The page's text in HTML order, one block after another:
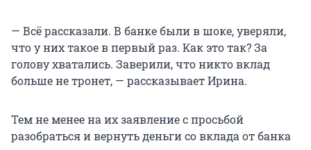
— Всё рассказали. В банке были в шоке, уверяли,
что у них такое в первый раз. Как это так? За
голову хватались. Заверили, что никто вклад
больше не тронет, — рассказывает Ирина.
Тем не менее на их заявление с просьбой
разобраться и вернуть деньги со вклада от банка